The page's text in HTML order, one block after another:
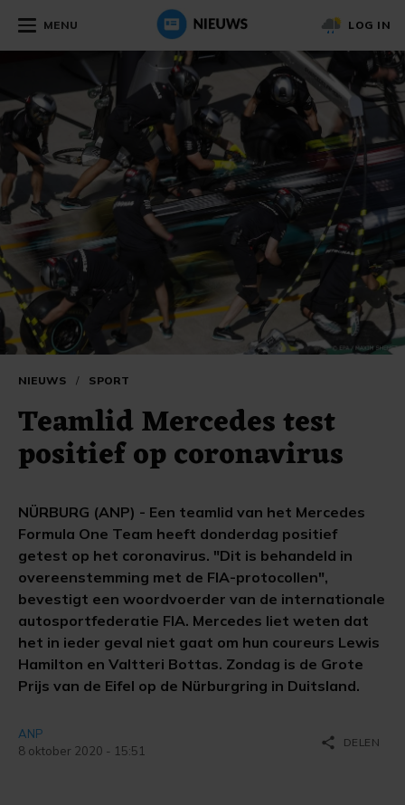
MENU LOG IN
NIEUWS / SPORT
Teamlid Mercedes test
positief op coronavirus
NÜRBURG (ANP) - Een teamlid van het Mercedes
Formula One Team heeft donderdag positief
getest op het coronavirus. "Dit is behandeld in
overeenstemming met de FIA-protocollen",
bevestigt een woordvoerder van de internationale
autosportfederatie FIA. Mercedes liet weten dat
het in ieder geval niet gaat om hun coureurs Lewis
Hamilton en Valtteri Bottas. Zondag is de Grote
Prijs van de Eifel op de Nürburgring in Duitsland.
ANP
8 oktober 2020 - 15:51
share DELEN